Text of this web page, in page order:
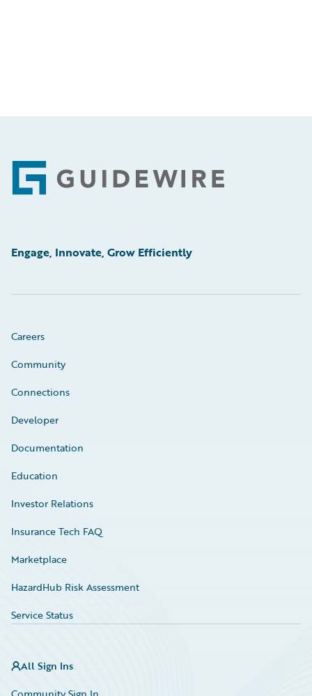
Footer
Engage, Innovate, Grow Efficiently
Careers
Community
Connections
Developer
Documentation
Education
Investor Relations
Insurance Tech FAQ
Marketplace
HazardHub Risk Assessment
Service Status
All Sign Ins